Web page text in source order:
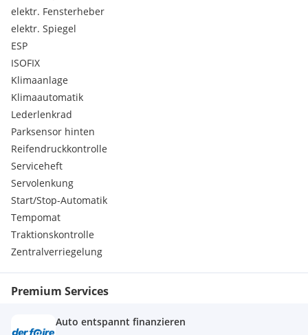
4 Verzurrösen im Kofferraum
Verkehrsschilderkennung
Müdigkeitswarnung
Lenksäule, höhen und längseinstellbar
Scheibenbremsen, vorne und hinten
Solar Reflect Windschutzscheibe
Fußraumheizung hinten
Innenraumbeleuchtung vorne und hinten
Rücksitzlehne im Verhältnis 60:40 umklappbar
Ablagefächer:
Active Aero Shutter
Außenspiegel:
Dreipunkt-Sicherheitsgurte auf allen Plätzen inkl.
Fußgängerschutz
Halogenfrontscheinwerfer, inkl.
Innenrückspiegel, abblendbar manuell
Kindersicherung in den hinteren Türen, manuell
Kopfstützen, höheneinstellbar, vorn und hinten außen
Lackierung Dach und Außenspiegelgehäuse in Wagenfarbe
Radio R 4.0 IntelliLink
Spurassistent
elektr. Fensterheber
elektr. Spiegel
ESP
ISOFIX
Klimaanlage
Klimaautomatik
Lederlenkrad
Parksensor hinten
Reifendruckkontrolle
Serviceheft
Servolenkung
Start/Stop-Automatik
Tempomat
Traktionskontrolle
Zentralverriegelung
Premium Services
Auto entspannt finanzieren